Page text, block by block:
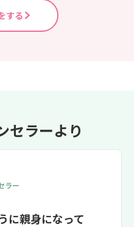
する
セラーより
ラー
に親身になって